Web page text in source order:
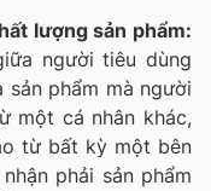
lượng sản phẩm:
người tiêu dùng
phẩm mà người
một cá nhân khác,
từ bất kỳ một bên
phải sản phẩm